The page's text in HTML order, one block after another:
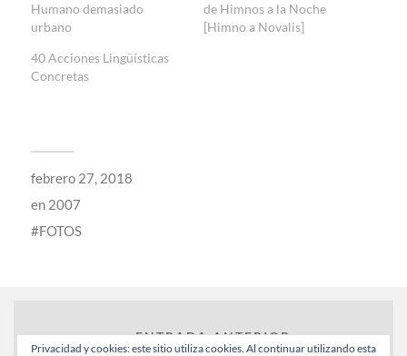
Humano demasiado
urbano
de Himnos a la Noche
[Himno a Novalis]
40 Acciones Lingüísticas
Concretas
febrero 27, 2018
en 2007
FOTOS
← ENTRADA ANTERIOR
Privacidad y cookies: este sitio utiliza cookies. Al continuar utilizando esta